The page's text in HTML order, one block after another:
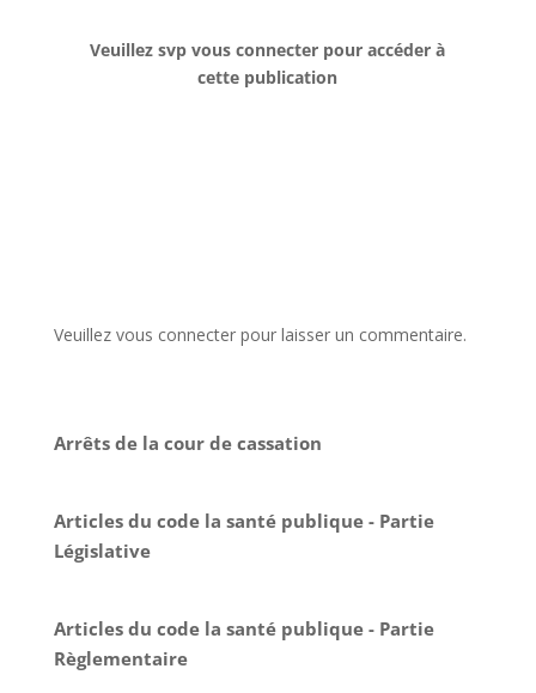
Veuillez svp vous connecter pour accéder à
cette publication
Veuillez vous connecter pour laisser un commentaire.
Arrêts de la cour de cassation
Articles du code la santé publique - Partie
Législative
Articles du code la santé publique - Partie
Règlementaire